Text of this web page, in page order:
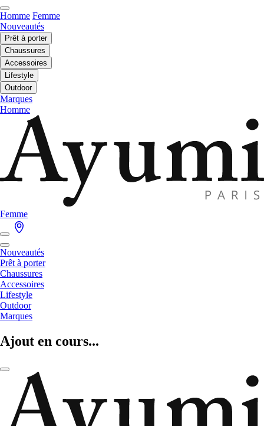
Homme Femme
Nouveautés
Prêt à porter
Chaussures
Accessoires
Lifestyle
Outdoor
Marques
Homme
Femme
Nouveautés
Prêt à porter
Chaussures
Accessoires
Lifestyle
Outdoor
Marques
Ajout en cours...